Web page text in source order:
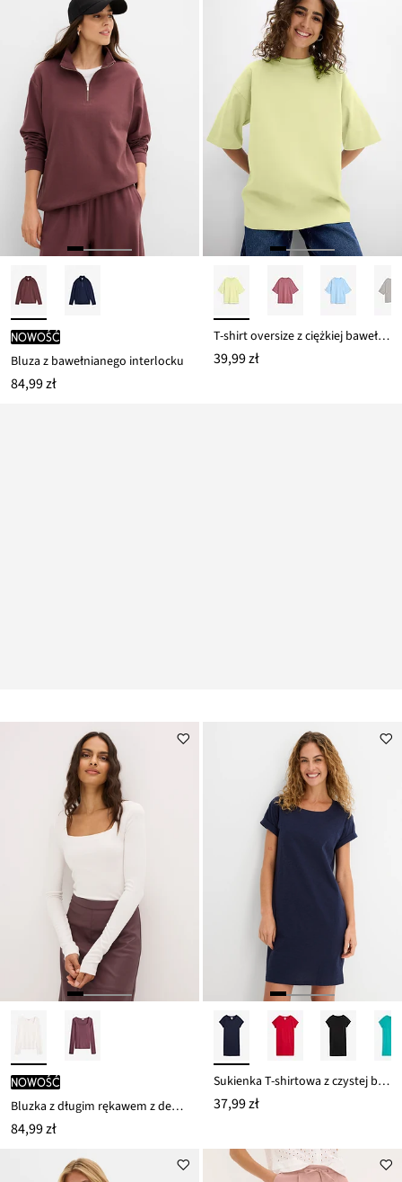
nowość
Bluza z bawełnianego interlocku
84,99 zł
T-shirt oversize z ciężkiej bawełny organicznej
39,99 zł
nowość
Bluzka z długim rękawem z dekoltem karo
84,99 zł
Sukienka T-shirtowa z czystej bawełny organicznej
37,99 zł